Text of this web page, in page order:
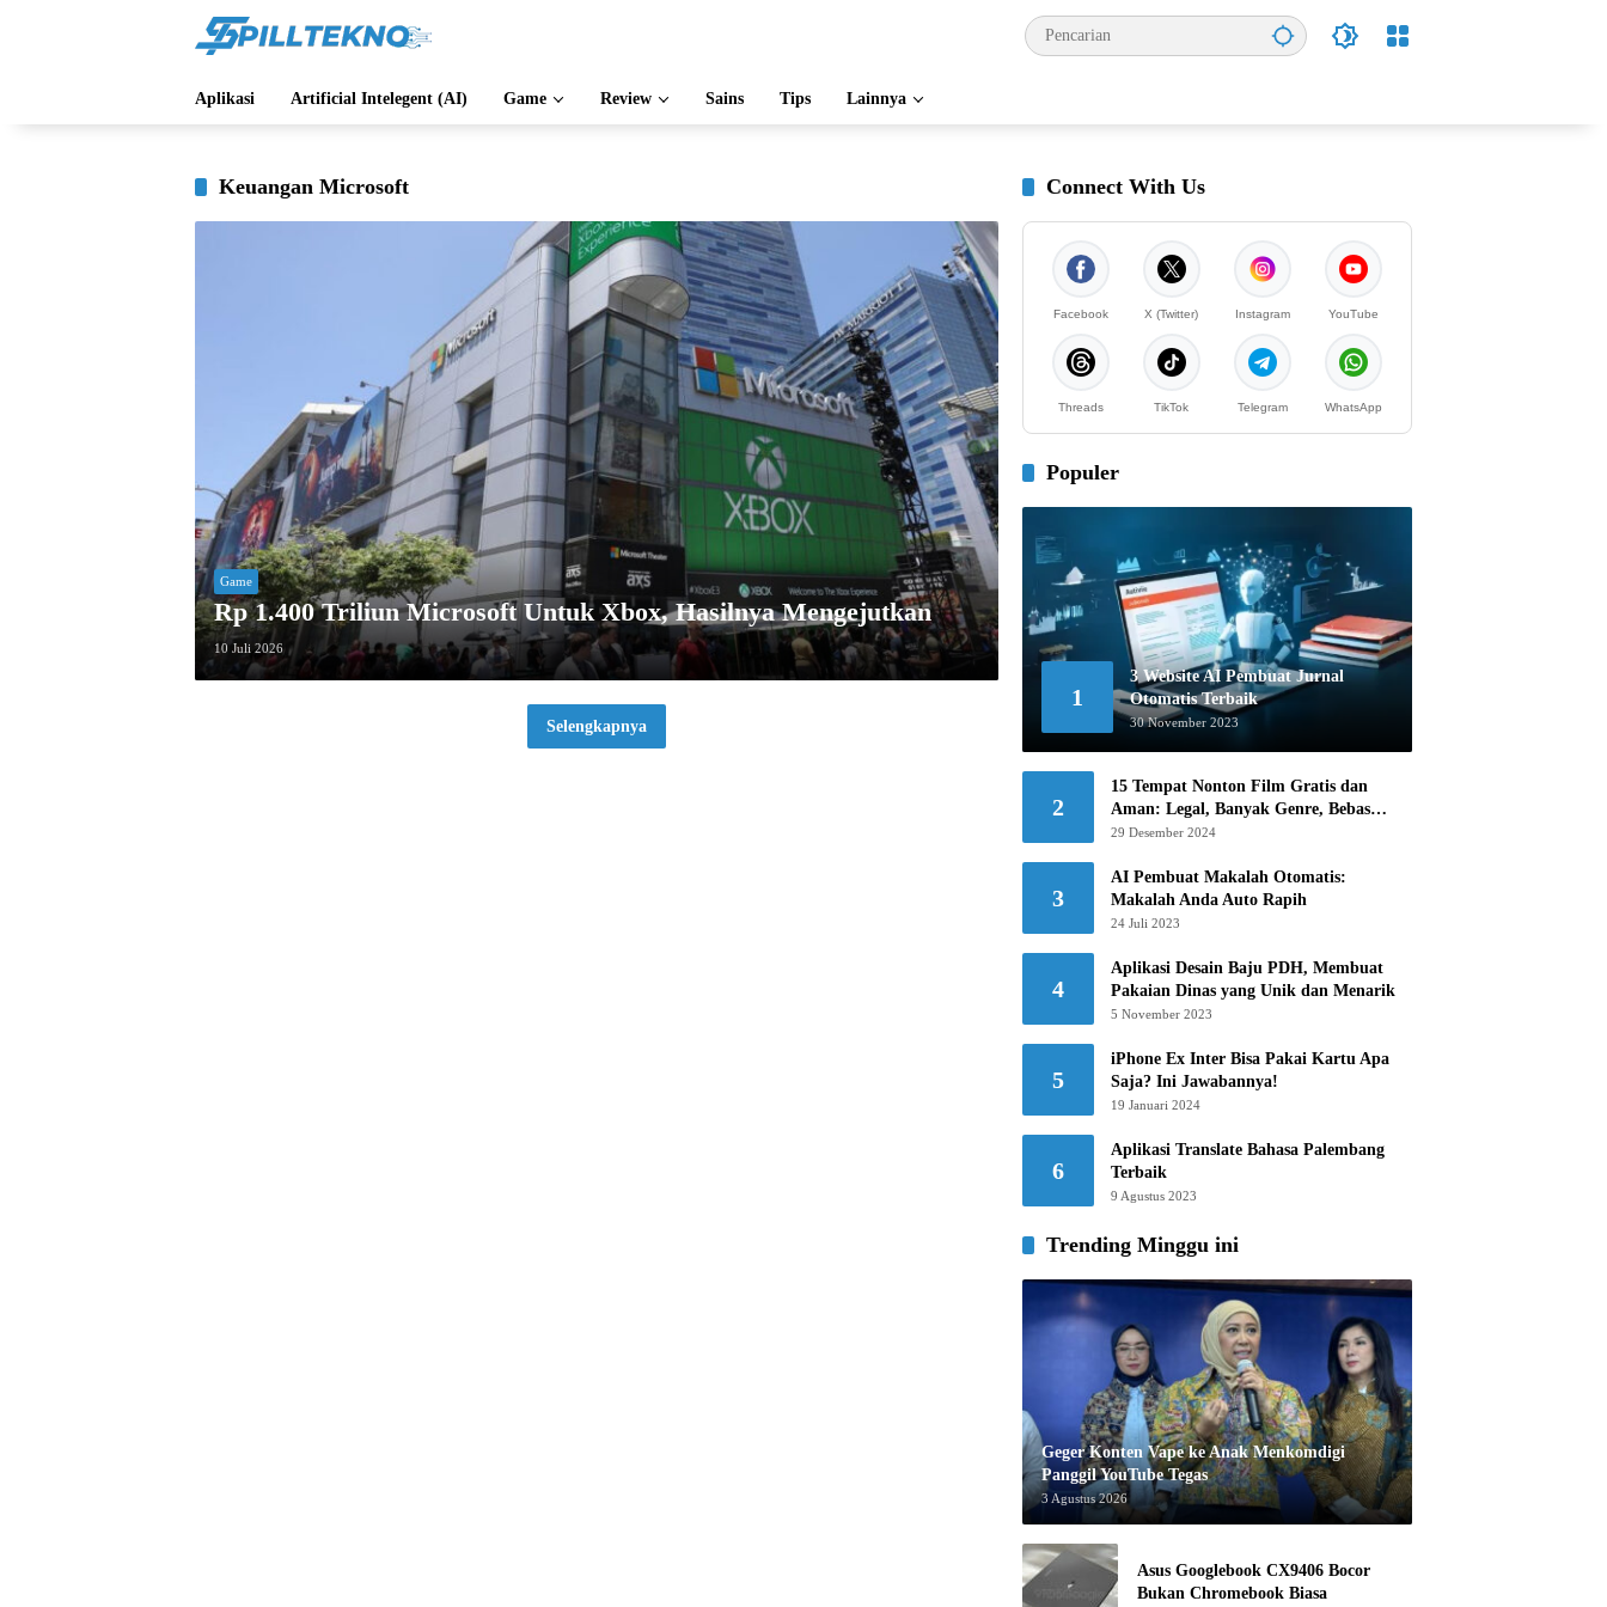
Aplikasi Artificial Intelegent (AI) Game Review Sains Tips Lainnya
Keuangan Microsoft
Game
Rp 1.400 Triliun Microsoft Untuk Xbox, Hasilnya Mengejutkan
10 Juli 2026
Selengkapnya
Connect With Us
Facebook X (Twitter) Instagram YouTube
Threads TikTok Telegram WhatsApp
Populer
1
3 Website AI Pembuat Jurnal
Otomatis Terbaik
30 November 2023
2
15 Tempat Nonton Film Gratis dan
Aman: Legal, Banyak Genre, Bebas
Khawatir!
29 Desember 2024
3
AI Pembuat Makalah Otomatis:
Makalah Anda Auto Rapih
24 Juli 2023
4
Aplikasi Desain Baju PDH, Membuat
Pakaian Dinas yang Unik dan Menarik
5 November 2023
5
iPhone Ex Inter Bisa Pakai Kartu Apa
Saja? Ini Jawabannya!
19 Januari 2024
6
Aplikasi Translate Bahasa Palembang
Terbaik
9 Agustus 2023
Trending Minggu ini
Geger Konten Vape ke Anak Menkomdigi
Panggil YouTube Tegas
3 Agustus 2026
Asus Googlebook CX9406 Bocor
Bukan Chromebook Biasa